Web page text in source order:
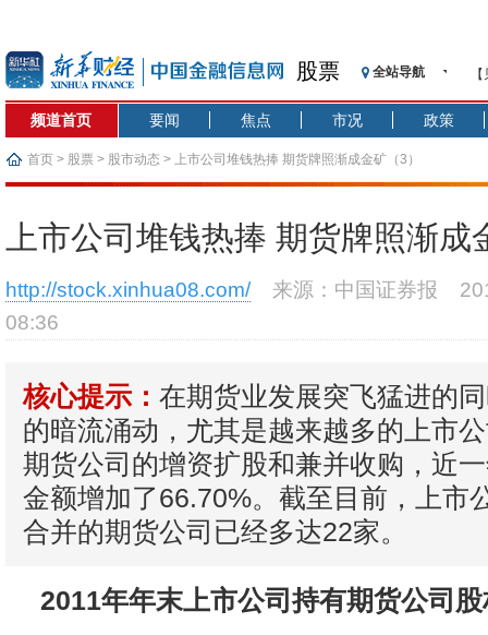
股票 全站导航
记
【
央
沥
频道首页 要闻 焦点 市况 政策
首页 > 股票 > 股市动态 > 上市公司堆钱热捧 期货牌照渐成金矿（3）
上市公司堆钱热捧 期货牌照渐成
http://stock.xinhua08.com/ 来源：中国证券报
08:36
核心提示： 在期货业发展突飞猛进的
的暗流涌动，尤其是越来越多的上市
期货公司的增资扩股和兼并收购，近
金额增加了66.70%。截至目前，上市
合并的期货公司已经多达22家。
2011年年末上市公司持有期货公司